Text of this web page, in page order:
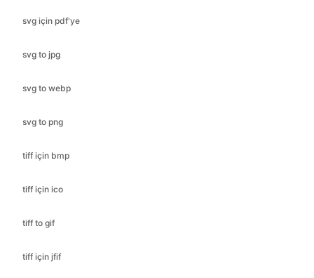
svg için pdf'ye
svg to jpg
svg to webp
svg to png
tiff için bmp
tiff için ico
tiff to gif
tiff için jfif